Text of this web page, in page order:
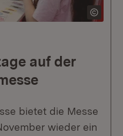
auf der
bietet die Messe
wieder ein